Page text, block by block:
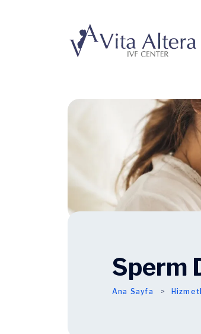
Sperm
Ana Sayfa